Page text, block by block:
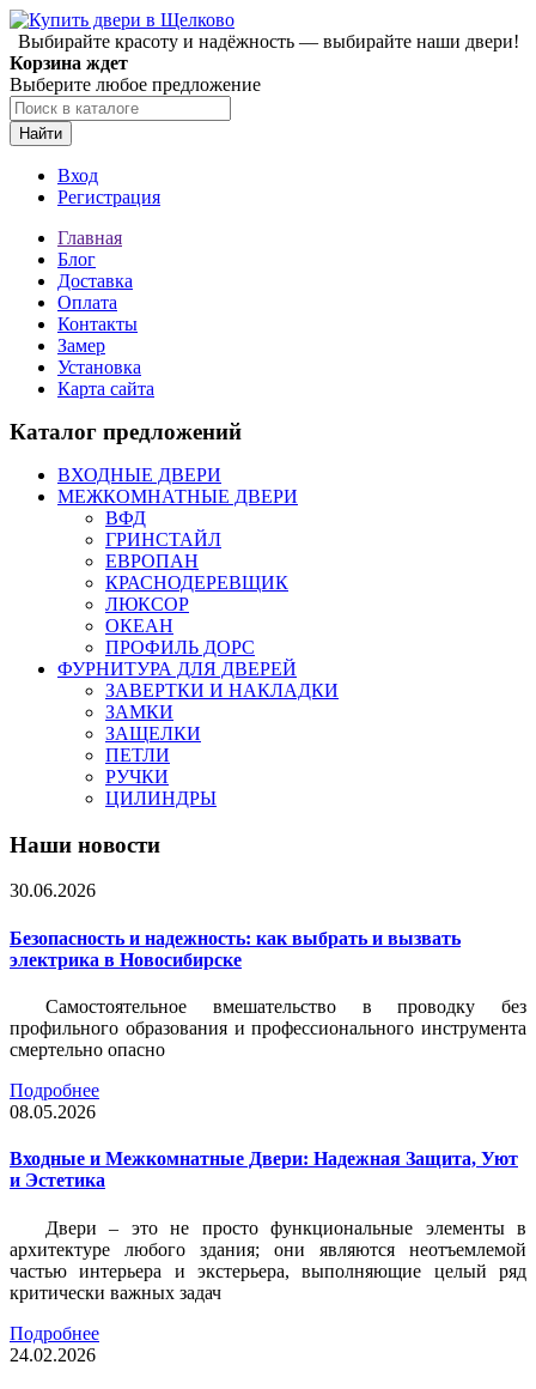
Выбирайте красоту и надёжность — выбирайте наши двери!
Корзина ждет
Выберите любое предложение
Найти
Вход
Регистрация
Главная
Блог
Доставка
Оплата
Контакты
Замер
Установка
Карта сайта
Каталог предложений
ВХОДНЫЕ ДВЕРИ
МЕЖКОМНАТНЫЕ ДВЕРИ
ВФД
ГРИНСТАЙЛ
ЕВРОПАН
КРАСНОДЕРЕВЩИК
ЛЮКСОР
ОКЕАН
ПРОФИЛЬ ДОРС
ФУРНИТУРА ДЛЯ ДВЕРЕЙ
ЗАВЕРТКИ И НАКЛАДКИ
ЗАМКИ
ЗАЩЕЛКИ
ПЕТЛИ
РУЧКИ
ЦИЛИНДРЫ
Наши новости
30.06.2026
Безопасность и надежность: как выбрать и вызвать
электрика в Новосибирске
Самостоятельное вмешательство в проводку без
профильного образования и профессионального инструмента
смертельно опасно
Подробнее
08.05.2026
Входные и Межкомнатные Двери: Надежная Защита, Уют
и Эстетика
Двери – это не просто функциональные элементы в
архитектуре любого здания; они являются неотъемлемой
частью интерьера и экстерьера, выполняющие целый ряд
критически важных задач
Подробнее
24.02.2026